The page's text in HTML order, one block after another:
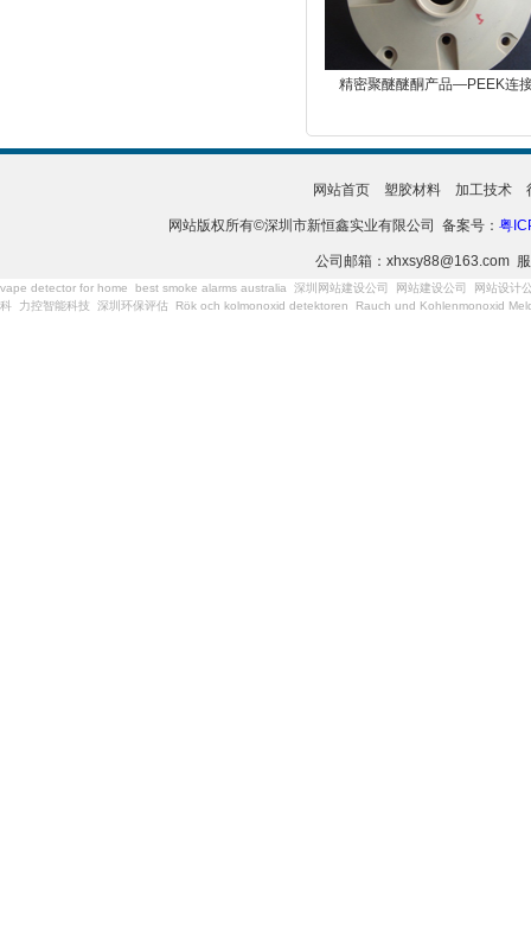
精密聚醚醚酮产品—PEEK连
网站首页 塑胶材料 加工技术
网站版权所有©深圳市新恒鑫实业有限公司 备案号： 粤
公司邮箱：xhxsy88@163.com
vape detector for home best smoke alarms australia 深圳网站建设公司 网站建设公司
网站设计
科
力控智能科技 深圳环保评估 Rök och kolmonoxid detektoren Rauch und Kohlenmonoxid